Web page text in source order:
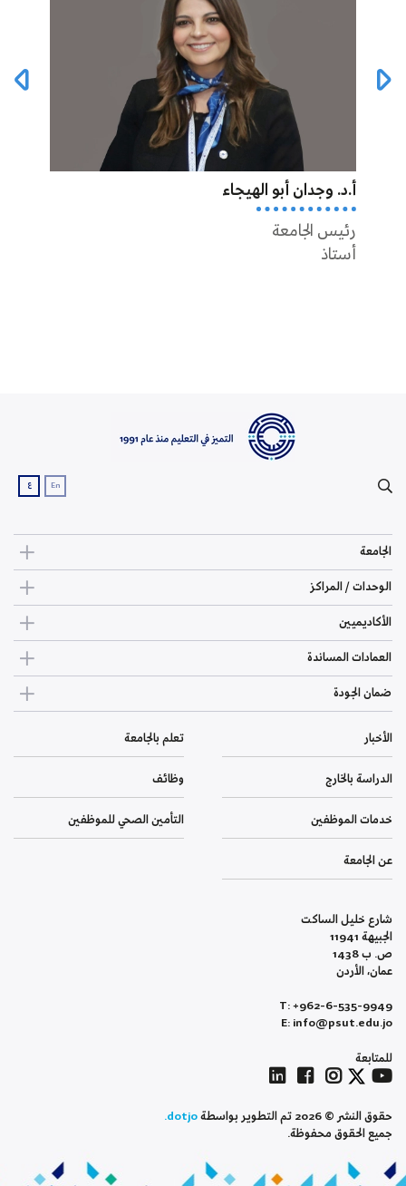
أ.د. وجدان أبو الهيجاء
رئيس الجامعة
أستاذ
En ع
الجامعة
الوحدات / المراكز
الأكاديميين
العمادات المساندة
ضمان الجودة
الأخبار تعلم بالجامعة
الدراسة بالخارج وظائف
خدمات الموظفين التأمين الصحي للموظفين
عن الجامعة
شارع خليل الساكت
الجبيهة 11941
ص. ب 1438
عمان، الأردن
T: +962-6-535-9949
E: info@psut.edu.jo
للمتابعة
حقوق النشر © 2026 تم التطوير بواسطة
dotjo.
جميع الحقوق محفوظة.